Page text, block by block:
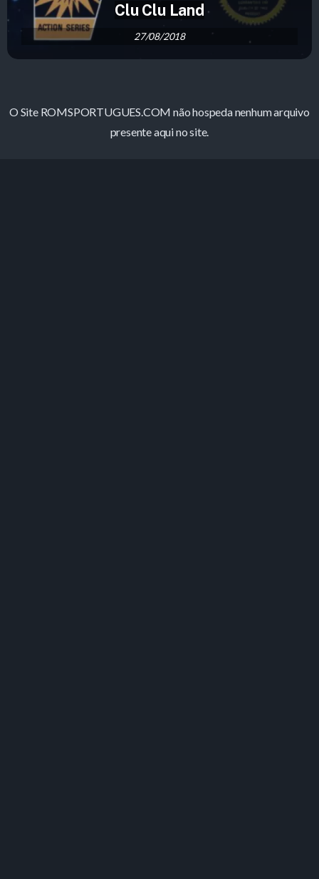
Clu Clu Land
27/08/2018
O Site ROMSPORTUGUES.COM não hospeda nenhum arquivo
presente aqui no site.